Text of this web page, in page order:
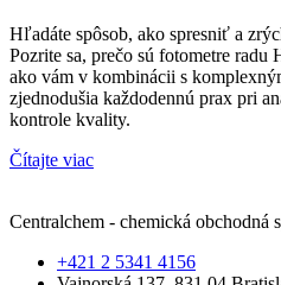
Hľadáte spôsob, ako spresniť a
Pozrite sa, prečo sú fotometre radu
ako vám v kombinácii s
zjednodušia každodennú prax pri
kontrole kvality.
Čítajte viac
Centralchem - chemická obchodná
+421 2 5341 4156